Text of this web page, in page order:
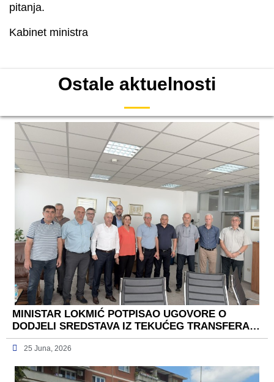
pitanja.
Kabinet ministra
Ostale aktuelnosti
MINISTAR LOKMIĆ POTPISAO UGOVORE O
DODJELI SREDSTAVA IZ TEKUĆEG TRANSFERA…
25 Juna, 2026